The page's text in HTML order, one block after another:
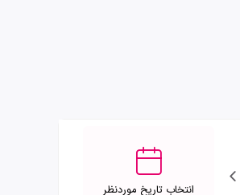
انتخاب تاریخ موردنظر